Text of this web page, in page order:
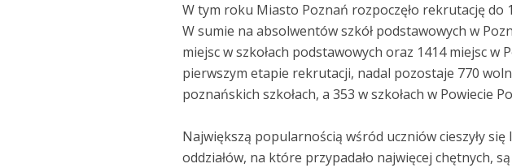
W tym roku Miasto Poznań rozpoczęło rekrutację do
W sumie na absolwentów szkół podstawowych w
miejsc w szkołach podstawowych oraz 1414 miejsc w
pierwszym etapie rekrutacji, nadal pozostaje 770
poznańskich szkołach, a 353 w szkołach w Powiecie
Największą popularnością wśród uczniów cieszyły się
oddziałów, na które przypadało najwięcej chętnych,